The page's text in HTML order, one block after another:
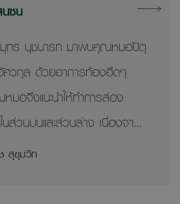
ซน
ร นุชนารท มาพบคุณหมอปิตุ
กุล ด้วยอาการท้องอืดๆ
มอจึงแนะนำให้ทำการส่อง
ส่วนบนและส่วนล่าง เนื่องจาก
80 ปีแล้วยังไม่เคยส่องกล้อง
สุขุมวิท